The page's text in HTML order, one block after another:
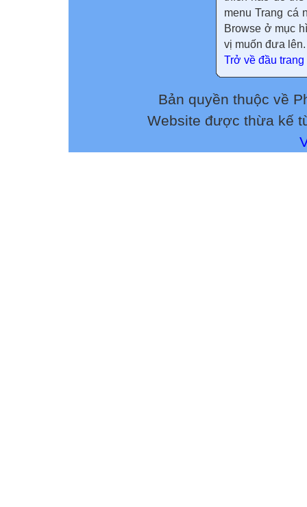
menu Trang cá
Browse ở mục
vị muốn đưa lên.
Trở về đầu trang
Bản quyền thuộc về
Website được thừa kế